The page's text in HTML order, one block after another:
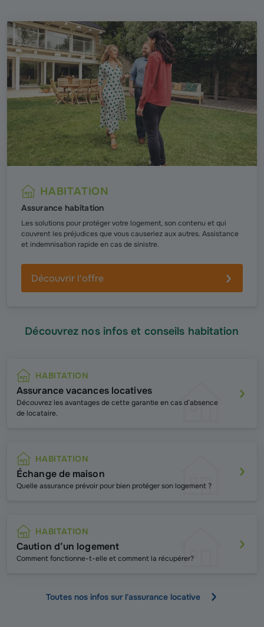
HABITATION
Assurance habitation
Les solutions pour protéger votre logement, son contenu et qui
couvrent les préjudices que vous causeriez aux autres. Assistance
et indemnisation rapide en cas de sinistre.
Découvrir l'offre
Découvrez nos infos et conseils habitation
HABITATION
Assurance vacances locatives
Découvrez les avantages de cette garantie en cas d’absence
de locataire.
HABITATION
Échange de maison
Quelle assurance prévoir pour bien protéger son logement ?
HABITATION
Caution d’un logement
Comment fonctionne-t-elle et comment la récupérer?
Toutes nos infos sur l'assurance locative